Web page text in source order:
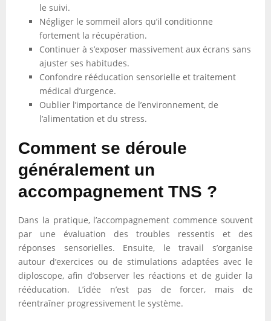
le suivi.
Négliger le sommeil alors qu’il conditionne
fortement la récupération.
Continuer à s’exposer massivement aux écrans sans
ajuster ses habitudes.
Confondre rééducation sensorielle et traitement
médical d’urgence.
Oublier l’importance de l’environnement, de
l’alimentation et du stress.
Comment se déroule
généralement un
accompagnement TNS ?
Dans la pratique, l’accompagnement commence souvent
par une évaluation des troubles ressentis et des
réponses sensorielles. Ensuite, le travail s’organise
autour d’exercices ou de stimulations adaptées avec le
diploscope, afin d’observer les réactions et de guider la
rééducation. L’idée n’est pas de forcer, mais de
réentraîner progressivement le système.